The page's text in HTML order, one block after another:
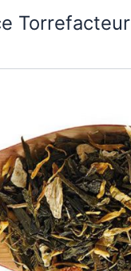
Torrefacteur